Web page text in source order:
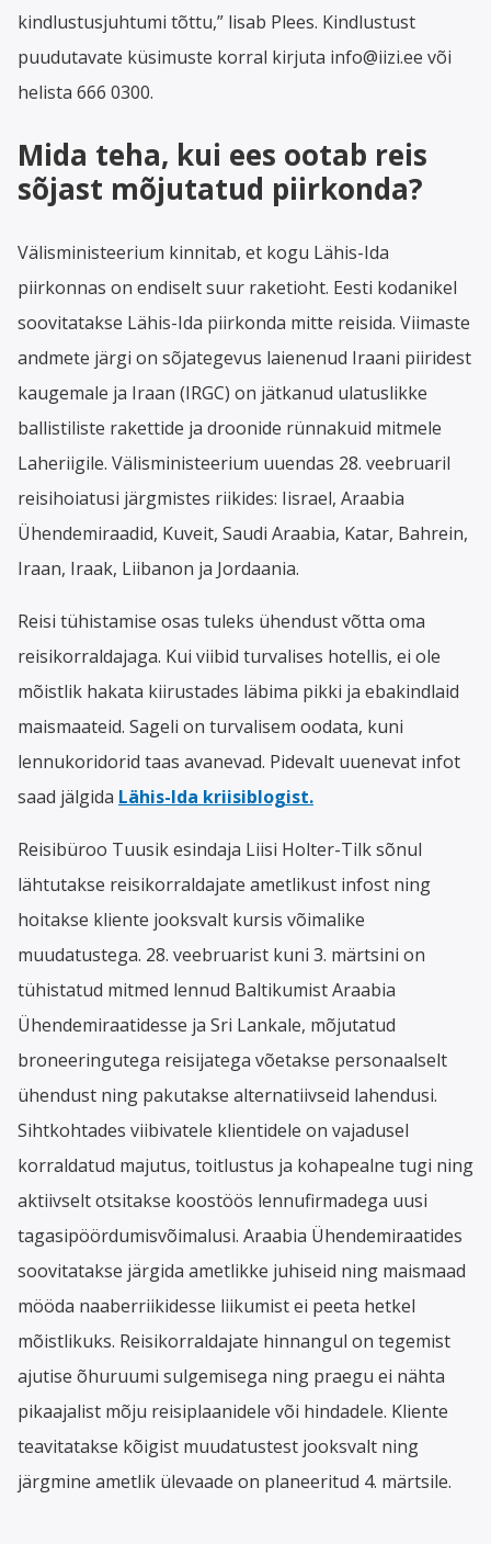
kindlustusjuhtumi tõttu,” lisab Plees. Kindlustust
puudutavate küsimuste korral kirjuta info@iizi.ee või
helista 666 0300.
Mida teha, kui ees ootab reis
sõjast mõjutatud piirkonda?
Välisministeerium kinnitab, et kogu Lähis-Ida
piirkonnas on endiselt suur raketioht. Eesti kodanikel
soovitatakse Lähis-Ida piirkonda mitte reisida. Viimaste
andmete järgi on sõjategevus laienenud Iraani piiridest
kaugemale ja Iraan (IRGC) on jätkanud ulatuslikke
ballistiliste rakettide ja droonide rünnakuid mitmele
Laheriigile. Välisministeerium uuendas 28. veebruaril
reisihoiatusi järgmistes riikides: Iisrael, Araabia
Ühendemiraadid, Kuveit, Saudi Araabia, Katar, Bahrein,
Iraan, Iraak, Liibanon ja Jordaania.
Reisi tühistamise osas tuleks ühendust võtta oma
reisikorraldajaga. Kui viibid turvalises hotellis, ei ole
mõistlik hakata kiirustades läbima pikki ja ebakindlaid
maismaateid. Sageli on turvalisem oodata, kuni
lennukoridorid taas avanevad. Pidevalt uuenevat infot
saad jälgida Lähis-Ida kriisiblogist.
Reisibüroo Tuusik esindaja Liisi Holter-Tilk sõnul
lähtutakse reisikorraldajate ametlikust infost ning
hoitakse kliente jooksvalt kursis võimalike
muudatustega. 28. veebruarist kuni 3. märtsini on
tühistatud mitmed lennud Baltikumist Araabia
Ühendemiraatidesse ja Sri Lankale, mõjutatud
broneeringutega reisijatega võetakse personaalselt
ühendust ning pakutakse alternatiivseid lahendusi.
Sihtkohtades viibivatele klientidele on vajadusel
korraldatud majutus, toitlustus ja kohapealne tugi ning
aktiivselt otsitakse koostöös lennufirmadega uusi
tagasipöördumisvõimalusi. Araabia Ühendemiraatides
soovitatakse järgida ametlikke juhiseid ning maismaad
mööda naaberriikidesse liikumist ei peeta hetkel
mõistlikuks. Reisikorraldajate hinnangul on tegemist
ajutise õhuruumi sulgemisega ning praegu ei nähta
pikaajalist mõju reisiplaanidele või hindadele. Kliente
teavitatakse kõigist muudatustest jooksvalt ning
järgmine ametlik ülevaade on planeeritud 4. märtsile.